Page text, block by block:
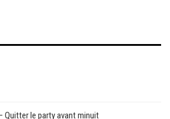
Quitter le party avant minuit